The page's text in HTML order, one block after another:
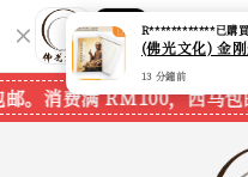
Shopping:
您信赖的商店
。消费满 RM100，西马包